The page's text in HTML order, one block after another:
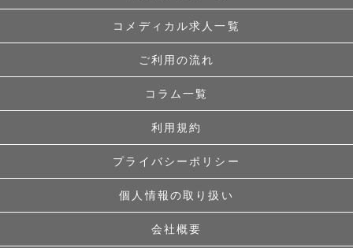
コメディカル求人一覧
ご利用の流れ
コラム一覧
利用規約
プライバシーポリシー
個人情報の取り扱い
会社概要